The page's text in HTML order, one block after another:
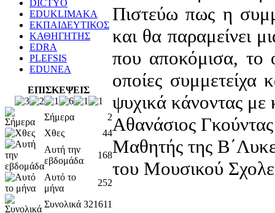
DICTYO
EDUKLIMAKA
ΕΚΠΑΙΔΕΥΤΙΚΟΣ
ΚΑΘΗΓΗΤΗΣ
EDRA
PLEFSIS
EDUNEA
ΕΠΙΣΚΕΨΕΙΣ
Σήμερα
2
Χθες
44
Αυτή την
εβδομάδα
168
Αυτό το
μήνα
252
Συνολικά 321611
Πιστεύω πως η
και θα παραμείνει
που αποκόμισα, το
οποίες συμμετείχα
ψυχικά κάνοντας
Αθανάσιος Γκούντας
Μαθητής της
του Μουσικού